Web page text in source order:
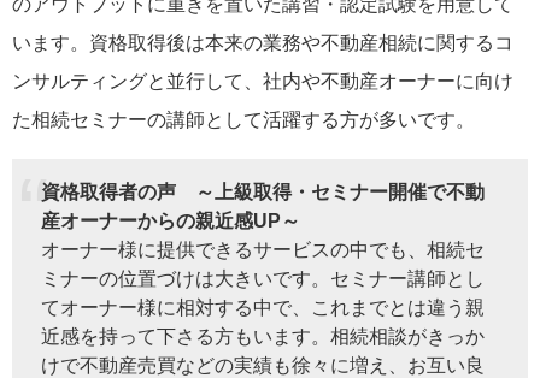
のアウトプットに重きを置いた講習・認定試験を用意して
います。資格取得後は本来の業務や不動産相続に関するコ
ンサルティングと並行して、社内や不動産オーナーに向け
た相続セミナーの講師として活躍する方が多いです。
資格取得者の声 ～上級取得・セミナー開催で不動
産オーナーからの親近感UP～
オーナー様に提供できるサービスの中でも、相続セ
ミナーの位置づけは大きいです。セミナー講師とし
てオーナー様に相対する中で、これまでとは違う親
近感を持って下さる方もいます。相続相談がきっか
けで不動産売買などの実績も徐々に増え、お互い良